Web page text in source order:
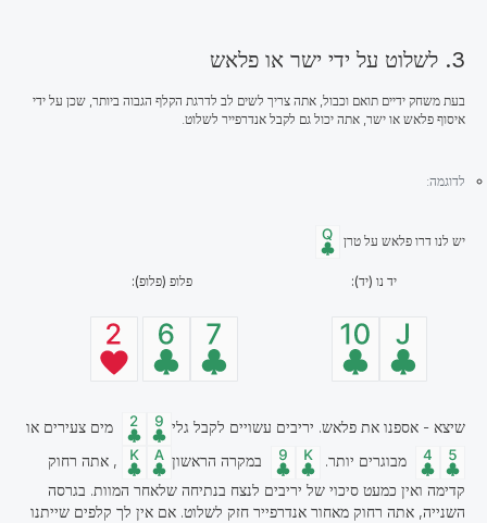
3. לשלוט על ידי ישר או פלאש
בעת משחק ידיים תואם וכבול, אתה צריך לשים לב לדרגת הקלף הגבוה ביותר, שכן על ידי
איסוף פלאש או ישר, אתה יכול גם לקבל אנדרפייר לשלוט.
לדוגמה:
יש לנו דרו פלאש על טרן
יד נו (יד): פלופ (פלופ):
שיצא - אספנו את פלאש. יריבים עשויים לקבל גלי
מים צעירים או
מבוגרים יותר.
במקרה הראשון
, אתה רחוק
קדימה ואין כמעט סיכוי של יריבים לנצח בנתיחה שלאחר המוות. בגרסה
השנייה, אתה רחוק מאחור אנדרפייר חזק לשלוט. אם אין לך קלפים שייתנו